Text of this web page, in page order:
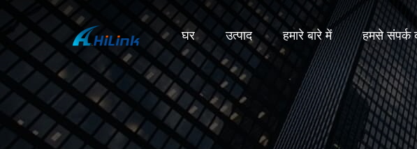
घर उत्पाद हमारे बारे में हमसे संपर्क